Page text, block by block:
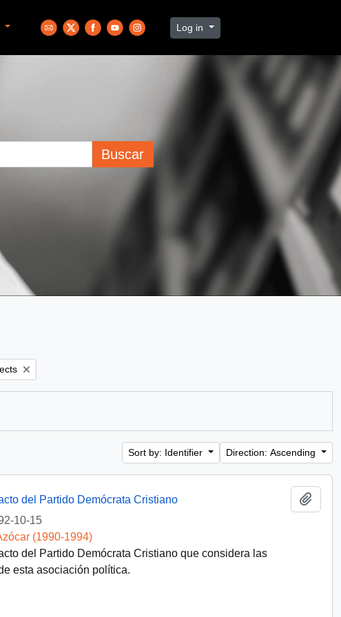
Log in
Buscar
Sort by: Identifier Direction: Ascending
del Partido Demócrata Cristiano
10-15
(1990-1994)
del Partido Demócrata Cristiano que considera las
esta asociación política.